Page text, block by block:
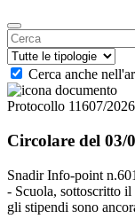
Cerca anche
Protocollo 11607/
Circolare del 03/
Snadir Info-point
- Scuola, sottoscritto
gli stipendi sono